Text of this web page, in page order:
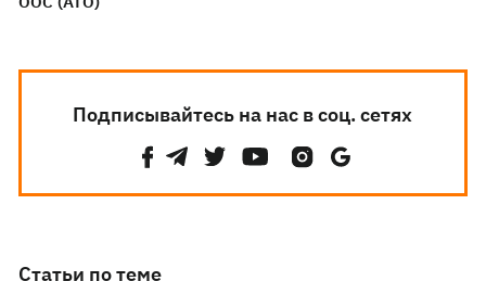
Подписывайтесь на нас в соц. сетях
Статьи по теме